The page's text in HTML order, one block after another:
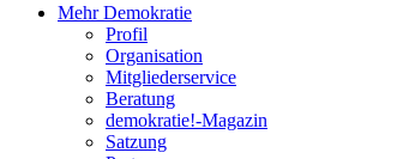
Mehr Demokratie
Profil
Organisation
Mitgliederservice
Beratung
demokratie!-Magazin
Satzung